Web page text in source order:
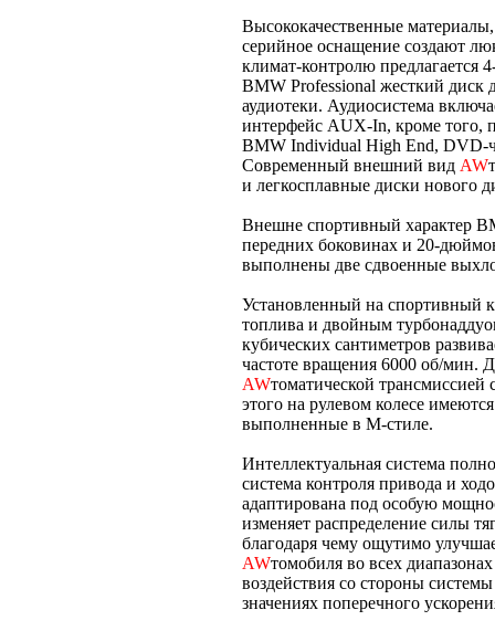
Высококачественные
серийное оснащение создают
климат-контролю предлагается
BMW Professional жесткий диск
аудиотеки. Аудиосистема
интерфейс AUX-In, кроме того,
BMW Individual High End, DVD-
Современный внешний вид AW
и легкосплавные диски нового
Внешне спортивный характер
передних боковинах и 20-
выполнены две сдвоенные
Установленный на спортивный
топлива и двойным
кубических сантиметров
частоте вращения 6000 об/мин.
AWтоматической
этого на рулевом колесе
выполненные в М-стиле.
Интеллектуальная система
система контроля привода и
адаптирована под особую
изменяет распределение силы
благодаря чему ощутимо
AWтомобиля во всех
воздействия со стороны
значениях поперечного